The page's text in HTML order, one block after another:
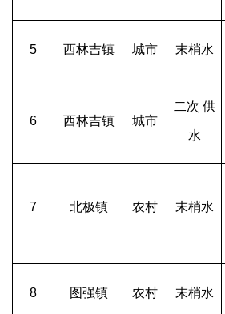
5 西林吉镇 城市 末梢水
6 西林吉镇 城市
二次 供
水
7 北极镇 农村 末梢水
8 图强镇 农村 末梢水